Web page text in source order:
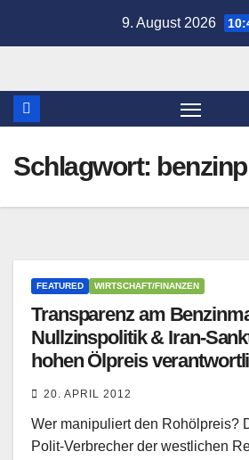
9. August 2026
Schlagwort:
FEATURED WIRTSCHAFT/FINANZEN
Transparenz am
Nullzinspolitik & Iran-
hohen Ölpreis
20. APRIL 2012
Wer manipuliert den Rohölpreis?
Polit-Verbrecher der westlichen